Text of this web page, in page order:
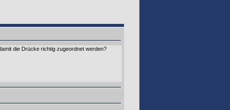
die Drücke richtig zugeordnet werden?